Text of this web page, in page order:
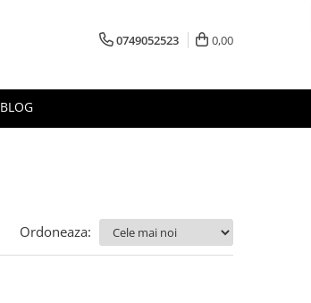
0749052523 0,00
BLOG
Ordoneaza: